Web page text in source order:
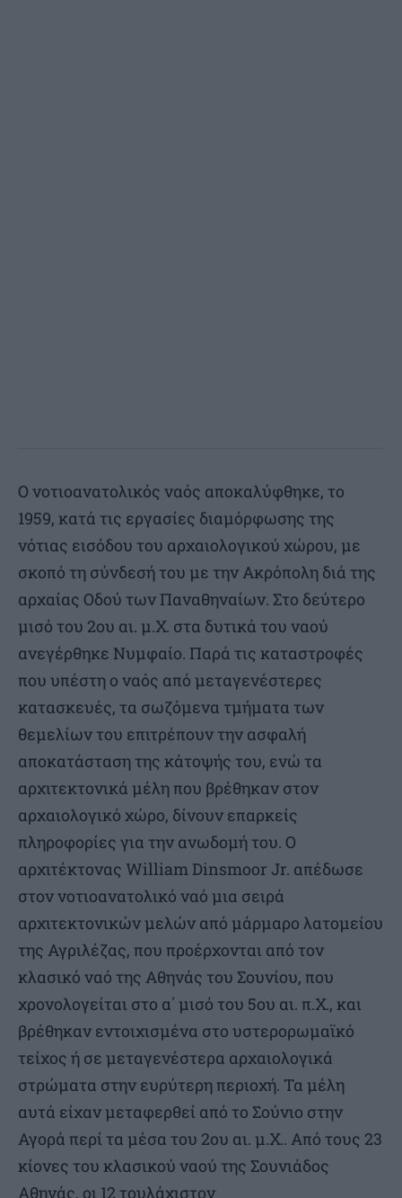
Ο νοτιοανατολικός ναός αποκαλύφθηκε, το
1959, κατά τις εργασίες διαμόρφωσης της
νότιας εισόδου του αρχαιολογικού χώρου, με
σκοπό τη σύνδεσή του με την Ακρόπολη διά της
αρχαίας Οδού των Παναθηναίων. Στο δεύτερο
μισό του 2ου αι. μ.Χ. στα δυτικά του ναού
ανεγέρθηκε Νυμφαίο. Παρά τις καταστροφές
που υπέστη ο ναός από μεταγενέστερες
κατασκευές, τα σωζόμενα τμήματα των
θεμελίων του επιτρέπουν την ασφαλή
αποκατάσταση της κάτοψής του, ενώ τα
αρχιτεκτονικά μέλη που βρέθηκαν στον
αρχαιολογικό χώρο, δίνουν επαρκείς
πληροφορίες για την ανωδομή του. Ο
αρχιτέκτονας William Dinsmoor Jr. απέδωσε
στον νοτιοανατολικό ναό μια σειρά
αρχιτεκτονικών μελών από μάρμαρο λατομείου
της Αγριλέζας, που προέρχονται από τον
κλασικό ναό της Αθηνάς του Σουνίου, που
χρονολογείται στο α΄ μισό του 5ου αι. π.Χ., και
βρέθηκαν εντοιχισμένα στο υστερορωμαϊκό
τείχος ή σε μεταγενέστερα αρχαιολογικά
στρώματα στην ευρύτερη περιοχή. Τα μέλη
αυτά είχαν μεταφερθεί από το Σούνιο στην
Αγορά περί τα μέσα του 2ου αι. μ.Χ.. Από τους 23
κίονες του κλασικού ναού της Σουνιάδος
Αθηνάς, οι 12 τουλάχιστον